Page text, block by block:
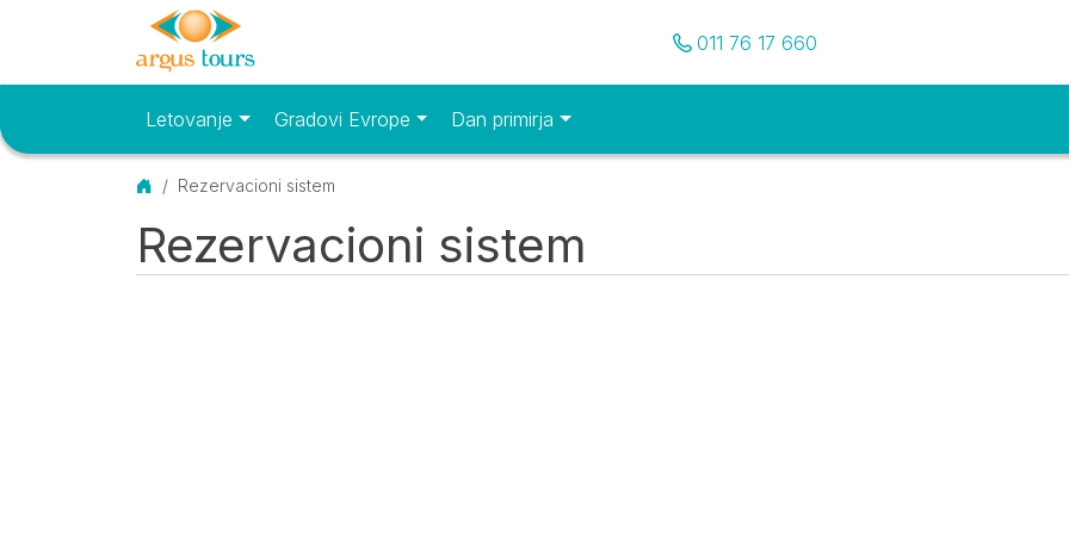
Pozovite nas
011 76 17 660
Osnovni meniLetovanje Gradovi Evrope Dan primirja
Početna
Rezervacioni sistem
Rezervacioni sistem